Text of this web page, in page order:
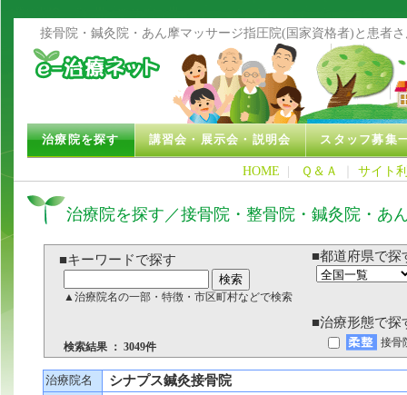
接骨院・鍼灸院・あん摩マッサージ指圧院(国家資格者)と患者
治療院を探す 講習会・展示会・説明会 スタッフ募集
HOME | Ｑ＆Ａ サイト
治療院を探す／接骨院・整骨院・鍼灸院・あ
■キーワードで探す
▲治療院名の一部・特徴・市区町村などで検索
■都道府県で探
検索結果 ： 3049件
■治療形態で探
接骨
治療院名 シナプス鍼灸接骨院